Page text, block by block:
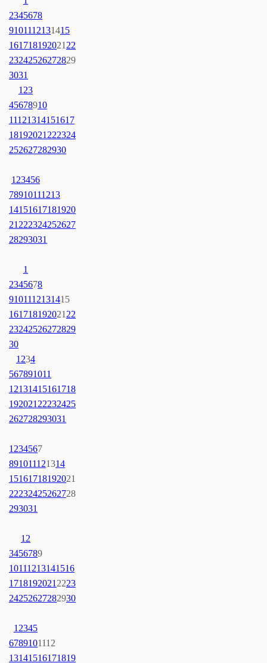
2345678
9101112131415
161718192021 22
23242526272829
3031
1 23
45678910
11121314151617
18192021 222324
252627282930
1 23456
78910111213
14151617181920
21 222324252627
28293031
1
2345678
9101112131415
161718192021 22
23242526272829
30
1 234
567891011
12131415161718
192021 22232425
262728293031
1 234567
891011121314
15161718192021
22232425262728
293031
1 2
3456789
10111213141516
1718192021 2223
24252627282930
1 2345
6789101112
13141516171819